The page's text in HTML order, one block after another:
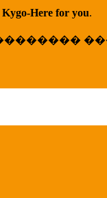
Kygo-Here for you.